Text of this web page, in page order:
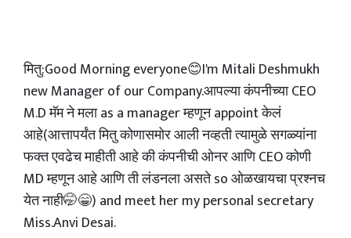
मितु:Good Morning everyone😊I'm Mitali Deshmukh
new Manager of our Company.आपल्या कंपनीच्या CEO
M.D मॅम ने मला as a manager म्हणून appoint केलं
आहे(आत्तापर्यंत मितु कोणासमोर आली नव्हती त्यामुळे सगळ्यांना
फक्त एवढेच माहीती आहे की कंपनीची ओनर आणि CEO कोणी
MD म्हणून आहे आणि ती लंडनला असते so ओळखायचा प्रश्नच
येत नाही🤭😁) and meet her my personal secretary
Miss.Anvi Desai.